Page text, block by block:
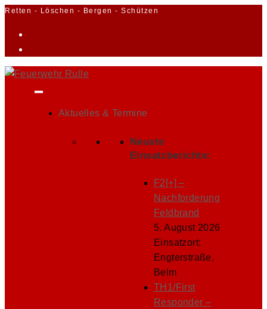
Zum
Retten - Löschen - Bergen - Schützen
Aktuelles & Termine
Neuste
Einsatzberichte:
F2[+] –
Nachforderung
Feldbrand
5. August 2026
Einsatzort:
Engterstraße,
Belm
TH1/First
Responder –